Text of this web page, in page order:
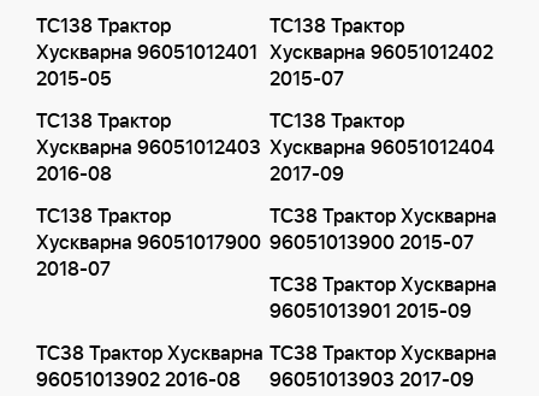
TC138 Трактор
Хускварна 96051012401
2015-05
TC138 Трактор
Хускварна 96051012402
2015-07
TC138 Трактор
Хускварна 96051012403
2016-08
TC138 Трактор
Хускварна 96051012404
2017-09
TC138 Трактор
Хускварна 96051017900
2018-07
TC38 Трактор Хускварна
96051013900 2015-07
TC38 Трактор Хускварна
96051013901 2015-09
TC38 Трактор Хускварна
96051013902 2016-08
TC38 Трактор Хускварна
96051013903 2017-09